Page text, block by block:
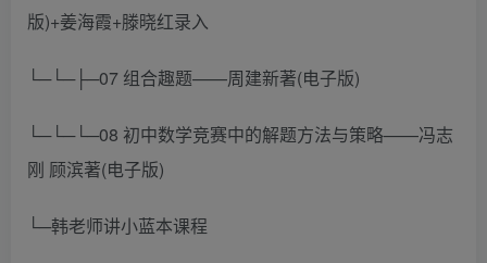
版)+姜海霞+滕晓红录入
└─└─├─07 组合趣题——周建新著(电子版)
└─└─└─08 初中数学竞赛中的解题方法与策略——冯志
刚 顾滨著(电子版)
└─韩老师讲小蓝本课程